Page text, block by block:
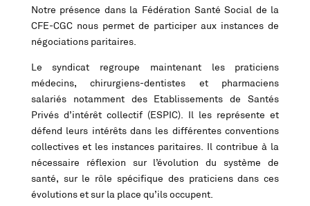
Notre présence dans la Fédération Santé Social de la
CFE-CGC nous permet de participer aux instances de
négociations paritaires.
Le syndicat regroupe maintenant les praticiens
médecins, chirurgiens-dentistes et pharmaciens
salariés notamment des Etablissements de Santés
Privés d’intérêt collectif (ESPIC). Il les représente et
défend leurs intérêts dans les différentes conventions
collectives et les instances paritaires. Il contribue à la
nécessaire réflexion sur l’évolution du système de
santé, sur le rôle spécifique des praticiens dans ces
évolutions et sur la place qu’ils occupent.